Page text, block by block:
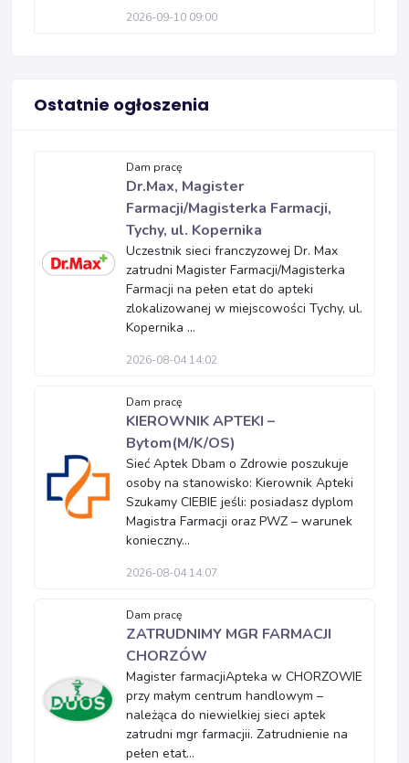
2026-09-10 09:00
Ostatnie ogłoszenia
Dam pracę
Dr.Max, Magister
Farmacji/Magisterka Farmacji,
Tychy, ul. Kopernika
Uczestnik sieci franczyzowej Dr. Max
zatrudni Magister Farmacji/Magisterka
Farmacji na pełen etat do apteki
zlokalizowanej w miejscowości Tychy, ul.
Kopernika ...
2026-08-04 14:02
Dam pracę
KIEROWNIK APTEKI –
Bytom(M/K/OS)
Sieć Aptek Dbam o Zdrowie poszukuje
osoby na stanowisko: Kierownik Apteki
Szukamy CIEBIE jeśli: posiadasz dyplom
Magistra Farmacji oraz PWZ – warunek
konieczny...
2026-08-04 14:07
Dam pracę
ZATRUDNIMY MGR FARMACJI
CHORZÓW
Magister farmacjiApteka w CHORZOWIE
przy małym centrum handlowym –
należąca do niewielkiej sieci aptek
zatrudni mgr farmacjii. Zatrudnienie na
pełen etat...